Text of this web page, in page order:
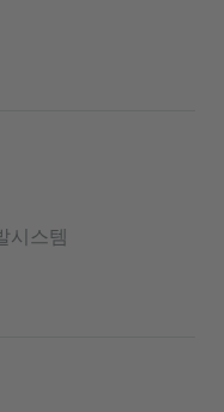
시스템